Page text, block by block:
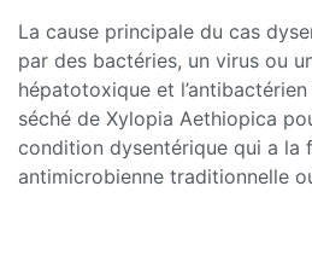
La cause principale du cas
par des bactéries, un virus ou
hépatotoxique et
séché de Xylopia Aethiopica
condition dysentérique qui a la
antimicrobienne traditionnelle